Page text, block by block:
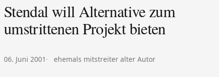
Stendal will Alternative zum
umstrittenen Projekt bieten
Veröffentlicht am:
06. Juni 2001 Autor:
ehemals mitstreiter alter Autor